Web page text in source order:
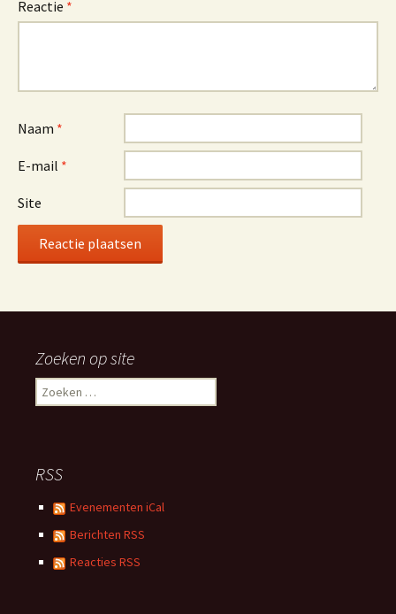
Reactie *
Naam *
E-mail *
Site
Zoeken op site
Zoeken
naar:
RSS
Evenementen iCal
Berichten RSS
Reacties RSS